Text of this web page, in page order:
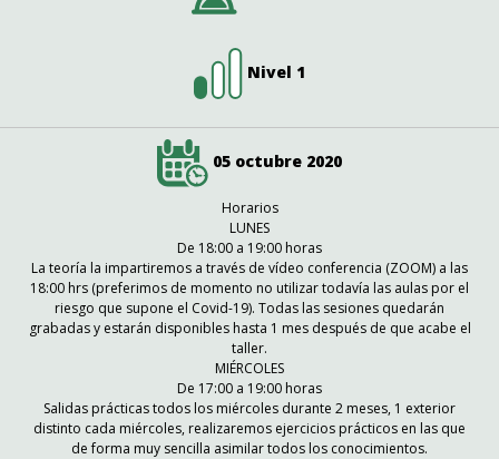
Nivel 1
05 octubre 2020
Horarios
LUNES
De 18:00 a 19:00 horas
La teoría la impartiremos a través de vídeo conferencia (ZOOM) a las
18:00 hrs (preferimos de momento no utilizar todavía las aulas por el
riesgo que supone el Covid-19). Todas las sesiones quedarán
grabadas y estarán disponibles hasta 1 mes después de que acabe el
taller.
MIÉRCOLES
De 17:00 a 19:00 horas
Salidas prácticas todos los miércoles durante 2 meses, 1 exterior
distinto cada miércoles, realizaremos ejercicios prácticos en las que
de forma muy sencilla asimilar todos los conocimientos.